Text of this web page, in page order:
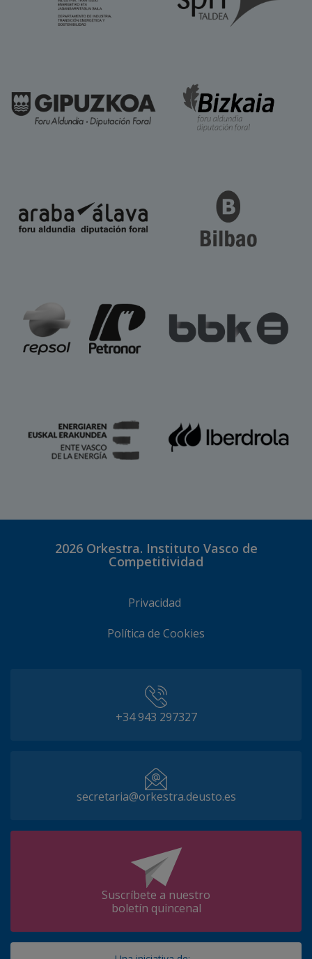
2026 Orkestra. Instituto Vasco de
Competitividad
Privacidad
Política de Cookies
+34 943 297327
secretaria@orkestra.deusto.es
Suscríbete a nuestro
boletín quincenal